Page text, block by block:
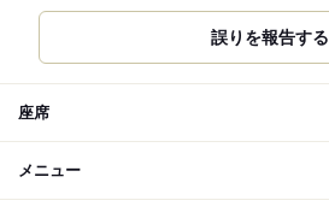
誤りを報告する
座席
メニュー